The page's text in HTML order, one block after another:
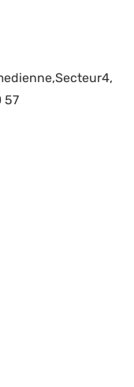
57